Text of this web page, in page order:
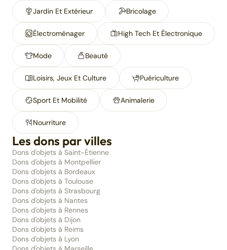
Jardin Et Extérieur Bricolage
Électroménager High Tech Et Électronique
Mode Beauté
Loisirs, Jeux Et Culture Puériculture
Sport Et Mobilité Animalerie
Nourriture
Les dons par villes
Dons d'objets à Saint-Étienne
Dons d'objets à Montpellier
Dons d'objets à Bordeaux
Dons d'objets à Toulouse
Dons d'objets à Strasbourg
Dons d'objets à Nantes
Dons d'objets à Rennes
Dons d'objets à Dijon
Dons d'objets à Reims
Dons d'objets à Lyon